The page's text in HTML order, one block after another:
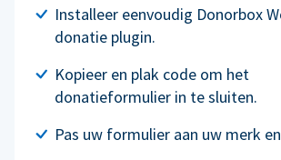
Installeer eenvoudig Donorbox
donatie plugin.
Kopieer en plak code om het
donatieformulier in te sluiten.
Pas uw formulier aan uw merk